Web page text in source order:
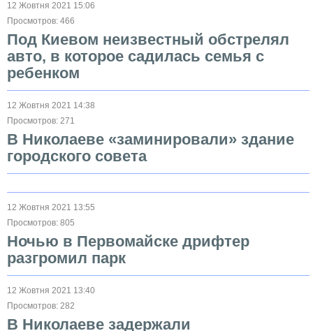
12 Жовтня 2021 15:06
Просмотров: 466
Под Киевом неизвестный обстрелял
авто, в которое садилась семья с
ребенком
12 Жовтня 2021 14:38
Просмотров: 271
В Николаеве «заминировали» здание
городского совета
12 Жовтня 2021 13:55
Просмотров: 805
Ночью в Первомайске дрифтер
разгромил парк
12 Жовтня 2021 13:40
Просмотров: 282
В Николаеве задержали